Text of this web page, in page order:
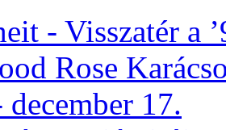
- Visszatér a
Rose
17.